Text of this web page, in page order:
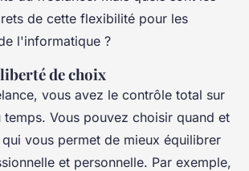
de cette flexibilité pour les
l'informatique ?
de choix
vous avez le contrôle total sur
Vous pouvez choisir quand et
vous permet de mieux équilibrer
et personnelle. Par exemple,